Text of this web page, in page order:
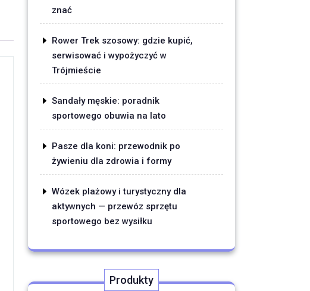
znać
Rower Trek szosowy: gdzie kupić,
serwisować i wypożyczyć w
Trójmieście
Sandały męskie: poradnik
sportowego obuwia na lato
Pasze dla koni: przewodnik po
żywieniu dla zdrowia i formy
Wózek plażowy i turystyczny dla
aktywnych — przewóz sprzętu
sportowego bez wysiłku
Produkty